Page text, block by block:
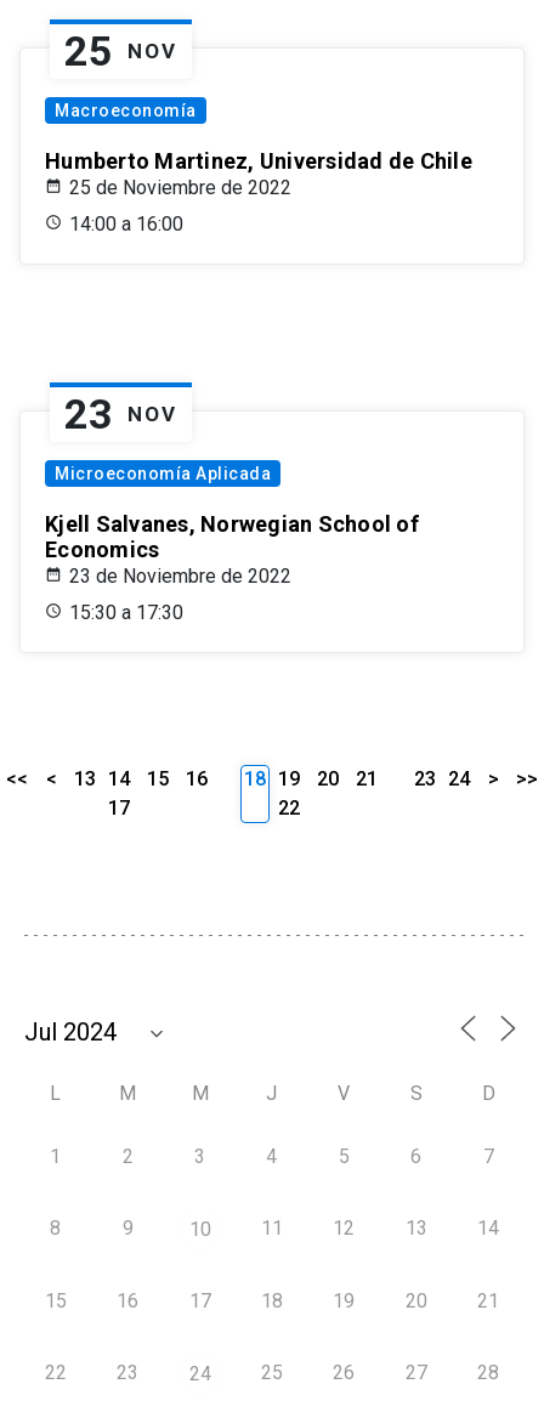
25 NOV
Macroeconomía
Humberto Martinez, Universidad de Chile
25 de Noviembre de 2022
14:00 a 16:00
23 NOV
Microeconomía Aplicada
Kjell Salvanes, Norwegian School of
Economics
23 de Noviembre de 2022
15:30 a 17:30
<< < 13 14 15
16
17
18 19 20
21
22
23 24 > >>
L M M J V S D
1 2 3 4 5 6 7
8 9 10 11 12 13 14
15 16 17 18 19 20 21
22 23 24 25 26 27 28